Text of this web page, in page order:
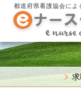
都道府県看護協会によ